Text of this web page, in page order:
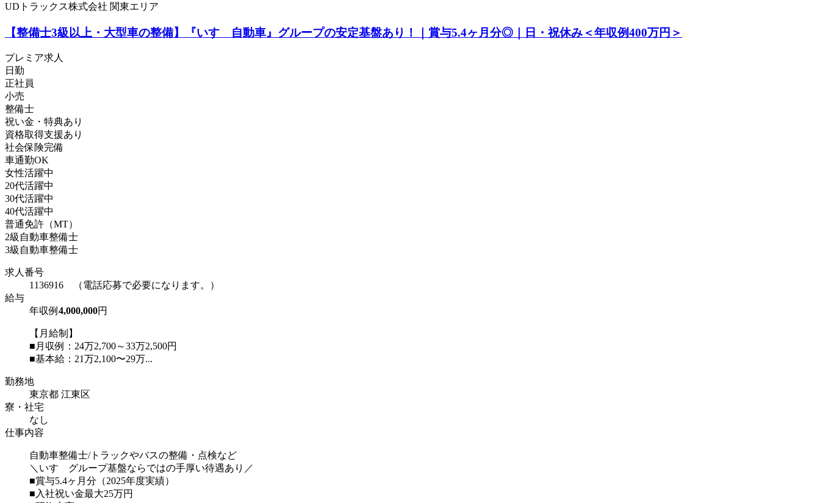
UDトラックス株式会社 関東エリア
【整備士3級以上・大型車の整備】『いすゞ自動車』グループの安定基盤あり！｜賞与5.4ヶ月分◎｜日・祝休み＜年収例400万円＞
プレミア求人
日勤
正社員
小売
整備士
祝い金・特典あり
資格取得支援あり
社会保険完備
車通勤OK
女性活躍中
20代活躍中
30代活躍中
40代活躍中
普通免許（MT）
2級自動車整備士
3級自動車整備士
求人番号
1136916 （電話応募で必要になります。）
給与
年収例 4,000,000円
【月給制】
■月収例：24万2,700～33万2,500円
■基本給：21万2,100〜29万...
勤務地
東京都 江東区
寮・社宅
なし
仕事内容
自動車整備士/トラックやバスの整備・点検など
＼いすゞグループ基盤ならではの手厚い待遇あり／
■賞与5.4ヶ月分（2025年度実績）
■入社祝い金最大25万円